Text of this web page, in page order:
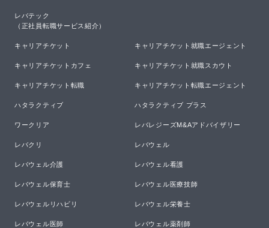
レバテック
（正社員転職サービス紹介）
キャリアチケット キャリアチケット就職エージェント
キャリアチケットカフェ キャリアチケット就職スカウト
キャリアチケット転職 キャリアチケット転職エージェント
ハタラクティブ ハタラクティブ プラス
ワークリア レバレジーズM&Aアドバイザリー
レバクリ レバウェル
レバウェル介護 レバウェル看護
レバウェル保育士 レバウェル医療技師
レバウェルリハビリ レバウェル栄養士
レバウェル医師 レバウェル薬剤師